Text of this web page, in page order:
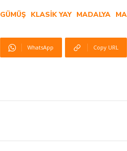
GÜMÜŞ KLASIK YAY MADALYA
WhatsApp Copy URL